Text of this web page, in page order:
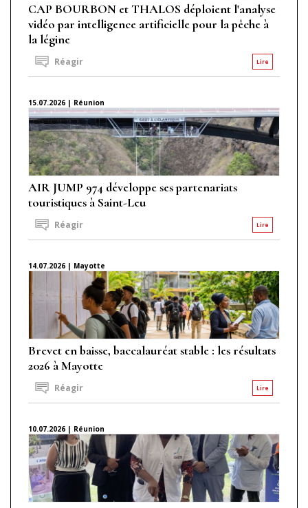
CAP BOURBON et THALOS déploient l'analyse
vidéo par intelligence artificielle pour la pêche à
la légine
Lire
Réagir
15.07.2026 | Réunion
AIR JUMP 974 développe ses partenariats
touristiques à Saint-Leu
Lire
Réagir
14.07.2026 | Mayotte
Brevet en baisse, baccalauréat stable : les résultats
2026 à Mayotte
Lire
Réagir
10.07.2026 | Réunion